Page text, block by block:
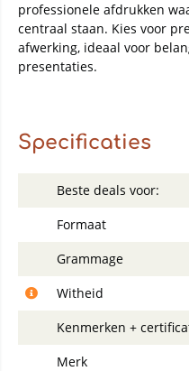
professionele afdrukken
centraal staan. Kies voor
afwerking, ideaal voor
presentaties.
Specificaties
Beste deals voor:
Formaat
Grammage
Witheid
Kenmerken +
Merk